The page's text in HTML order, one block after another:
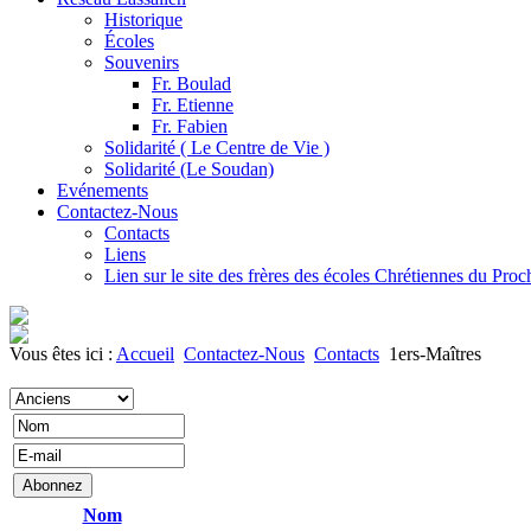
Historique
Écoles
Souvenirs
Fr. Boulad
Fr. Etienne
Fr. Fabien
Solidarité ( Le Centre de Vie )
Solidarité (Le Soudan)
Evénements
Contactez-Nous
Contacts
Liens
Lien sur le site des frères des écoles Chrétiennes du
Vous êtes ici : Accueil Contactez-Nous Contacts 1ers-Maîtres
Nom